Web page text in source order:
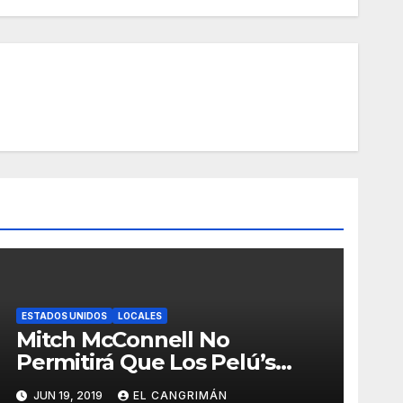
ESTADOS UNIDOS LOCALES
Mitch McConnell No
Permitirá Que Los Pelú’s
Socialistas Comunistas Del
JUN 19, 2019 EL CANGRIMÁN